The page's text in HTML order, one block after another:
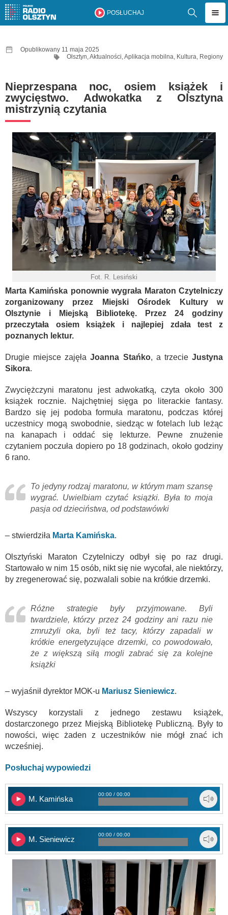
POSŁUCHAJ
Opublikowany 11 maja 2025
Olsztyn,Aktualności,Aplikacja mobilna, Kultura, Regiony
Nieprzespana noc, osiem książek i
zwycięstwo. Adwokatka z Olsztyna
mistrzynią czytania
Fot. R. Lesiński
Marta Kamińska ponownie wygrała Maraton Czytelniczy
zorganizowany przez Miejski Ośrodek Kultury w
Olsztynie i Miejską Bibliotekę. Przez 24 godziny
przeczytała osiem książek i najlepiej zdała test z
poznanych lektur.
Drugie miejsce zajęłaJoanna Stańko, a trzecieJustyna
Sikora.
Zwyciężczyni maratonu jest adwokatką, czyta około 300
książek rocznie. Najchętniej sięga po literackie fantasy.
Bardzo się jej podoba formuła maratonu, podczas której
uczestnicy mogą swobodnie, siedząc w fotelach lub leżąc
na kanapach i oddać się lekturze. Pewne znużenie
czytaniem poczuła dopiero po 18 godzinach, około godziny
6 rano.
To jedyny rodzaj maratonu, w którym mam szansę
wygrać. Uwielbiam czytać książki. Była to moja
pasja od dzieciństwa, od podstawówki
– stwierdziła Marta Kamińska.
Olsztyński Maraton Czytelniczy odbył się po raz drugi.
Startowało w nim 15 osób, nikt się nie wycofał, ale niektórzy,
by zregenerować się, pozwalali sobie na krótkie drzemki.
Różne strategie były przyjmowane. Byli
twardziele, którzy przez 24 godziny ani razu nie
zmrużyli oka, byli też tacy, którzy zapadali w
krótkie energetyzujące drzemki, co powodowało,
że z większą siłą mogli zabrać się za kolejne
książki
– wyjaśnił dyrektor MOK-u Mariusz Sieniewicz.
Wszyscy korzystali z jednego zestawu książek,
dostarczonego przez Miejską Bibliotekę Publiczną. Były to
nowości, więc żaden z uczestników nie mógł znać ich
wcześniej.
Posłuchaj wypowiedzi
M. Kamińska
00:00 / 00:00
M. Sieniewicz
00:00 / 00:00